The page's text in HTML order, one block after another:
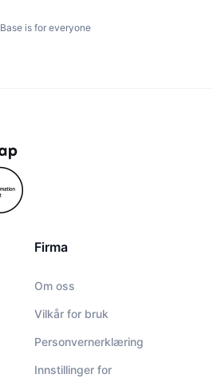
Base is for everyone
Firma
Om oss
Vilkår for bruk
Personvernerklæring
Innstillinger for